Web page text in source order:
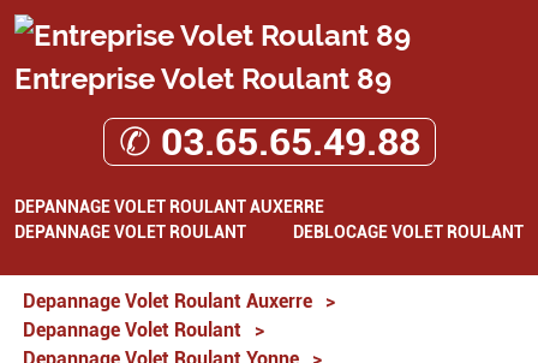
Entreprise Volet Roulant 89
✆ 03.65.65.49.88
DEPANNAGE VOLET ROULANT AUXERRE
DEPANNAGE VOLET ROULANT
DEBLOCAGE VOLET ROULANT
Depannage Volet Roulant Auxerre
>
Depannage Volet Roulant
>